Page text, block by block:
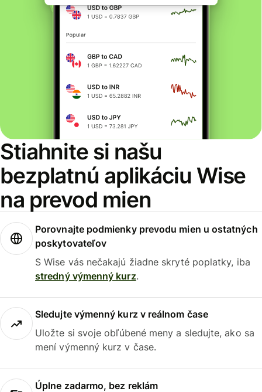
Stiahnite si našu
bezplatnú aplikáciu Wise
na prevod mien
Porovnajte podmienky prevodu mien u ostatných
poskytovateľov
S Wise vás nečakajú žiadne skryté poplatky, iba
stredný výmenný kurz.
Sledujte výmenný kurz v reálnom čase
Uložte si svoje obľúbené meny a sledujte, ako sa
mení výmenný kurz v čase.
Úplne zadarmo, bez reklám